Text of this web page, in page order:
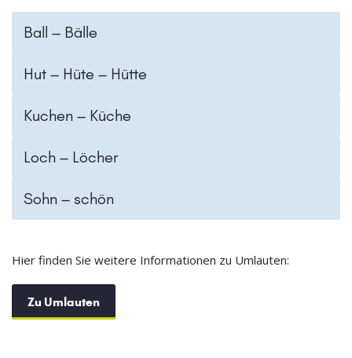
Ball – Bälle
Hut – Hüte – Hütte
Kuchen – Küche
Loch – Löcher
Sohn – schön
Hier finden Sie weitere Informationen zu Umlauten:
Zu Umlauten